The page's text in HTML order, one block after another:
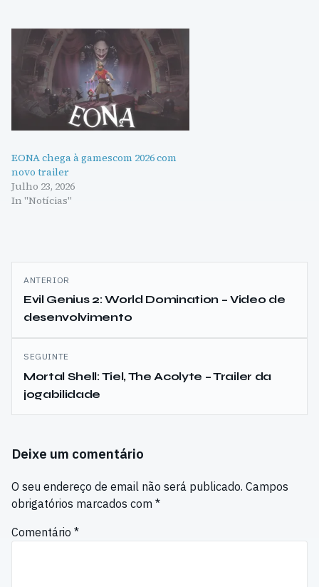
EONA chega à gamescom 2026 com
novo trailer
Julho 23, 2026
In "Notícias"
Navegação
de
artigos
ANTERIOR
Evil Genius 2: World Domination – Video de
desenvolvimento
SEGUINTE
Mortal Shell: Tiel, The Acolyte – Trailer da
jogabilidade
Deixe um comentário
O seu endereço de email não será publicado. Campos
obrigatórios marcados com *
Comentário *